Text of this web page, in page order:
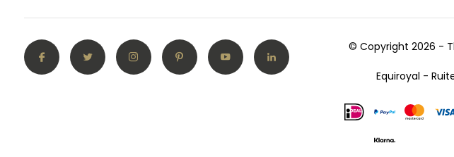
© Copyright 2026 -
Equiroyal -